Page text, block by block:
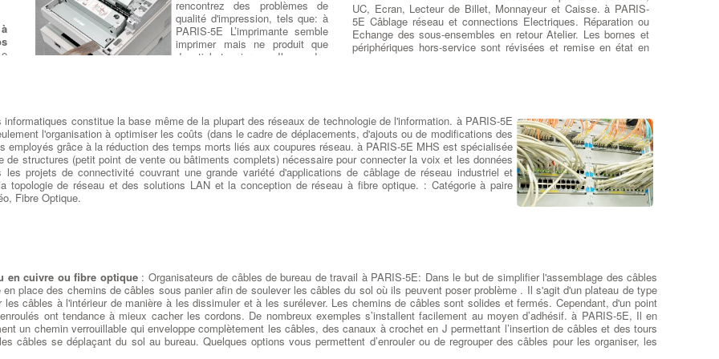
pouvez ajouter d'autres ventilateurs ou bien effectuer une
réparation de l'ensemble du système de refroidissement du PC.
Si votre boîtier ne peut plus supporter de ventilateurs ou
devient trop fort, vous pouvez aussi envisagez un
refroidissement liquide à PARIS-5E.
Réparation Thermique sur Ordi
Portables
Réparation ventilation et
thermique sur Pc portable: Un
dysfonctionnement du
ventilateur de votre ordinateur
risque de causer des problèmes complexes à PARIS-5E
Impossibilité de démarrer votre PC, panne générale du CPU
ou du GPU, dégradation des chipsets, perte de données. Si
vous pensez que votre ventilateur est peut-être en panne,
apportez-le immédiatement à votre réparateur local à PARIS-5E
pour éviter d'autres dommages irréversibles.:Chercher Un
rencontrez des problèmes de
qualité d'impression, tels que: à
PARIS-5E L’imprimante semble
imprimer mais ne produit que
des tickets vierges, Il y a des
absentes de l'impression : à PARIS-5E alors il sera nécessaire
de nettoyer la tête d'impression en cas de mauvaise qualité
d'impression, utilisez l'utilitaire de nettoyage des têtes dans
Printer Utility. Sinon il sera nécessaire de faire changer la tête
d'impression de l'imprimante ticket (soir matricielle soit
thermique) par l'un de nos techniciens habilités.
Séries Changement de la
courroie d’entrainement:
Dans les imprimantes Ticket de
caisse, les courroies longues et
courtes sont l’un des principaux
composants dusystème
d’entraînementresponsable du
UC, Ecran, Lecteur de Billet, Monnayeur et Caisse. à PARIS-
5E Câblage réseau et connections Electriques. Réparation ou
Echange des sous-ensembles en retour Atelier. Les bornes et
périphériques hors-service sont révisées et remise en état en
constitue la base même de la plupart des réseaux de technologie de l'information. à PARIS-5E
l'organisation à optimiser les coûts (dans le cadre de déplacements, d'ajouts ou de modifications des
grâce à la réduction des temps morts liés aux coupures réseau. à PARIS-5E MHS est spécialisée
structures (petit point de vente ou bâtiments complets) nécessaire pour connecter la voix et les données
projets de connectivité couvrant une grande variété d'applications de câblage de réseau industriel et
topologie de réseau et des solutions LAN et la conception de réseau à fibre optique. : Catégorie à paire
Fibre Optique.
en cuivre ou fibre optique: Organisateurs de câbles de bureau de travail à PARIS-5E: Dans le but de simplifier l'assemblage des câbles
place des chemins de câbles sous panier afin de soulever les câbles du sol où ils peuvent poser problème . Il s'agit d'un plateau de type
les câbles à l'intérieur de manière à les dissimuler et à les surélever. Les chemins de câbles sont solides et fermés. Cependant, d'un point
ont tendance à mieux cacher les cordons. De nombreux exemples s’installent facilement au moyen d’adhésif. à PARIS-5E, Il en
un chemin verrouillable qui enveloppe complètement les câbles, des canaux à crochet en J permettant l’insertion de câbles et des tours
câbles se déplaçant du sol au bureau. Quelques options vous permettent d’enrouler ou de regrouper des câbles pour les organiser, les